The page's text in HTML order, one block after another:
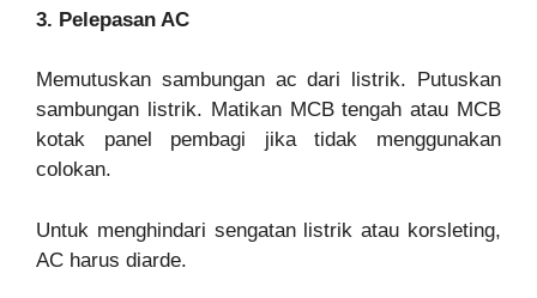
3. Pelepasan AC
Memutuskan sambungan ac dari listrik. Putuskan
sambungan listrik. Matikan MCB tengah atau MCB
kotak panel pembagi jika tidak menggunakan
colokan.
Untuk menghindari sengatan listrik atau korsleting,
AC harus diarde.